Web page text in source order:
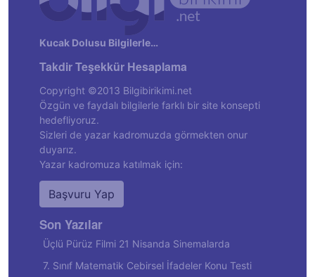
Kucak Dolusu Bilgilerle…
Takdir Teşekkür Hesaplama
Copyright ©2013 Bilgibirikimi.net
Özgün ve faydalı bilgilerle farklı bir site konsepti
hedefliyoruz.
Sizleri de yazar kadromuzda görmekten onur
duyarız.
Yazar kadromuza katılmak için:
Başvuru Yap
Son Yazılar
Üçlü Pürüz Filmi 21 Nisanda Sinemalarda
7. Sınıf Matematik Cebirsel İfadeler Konu Testi